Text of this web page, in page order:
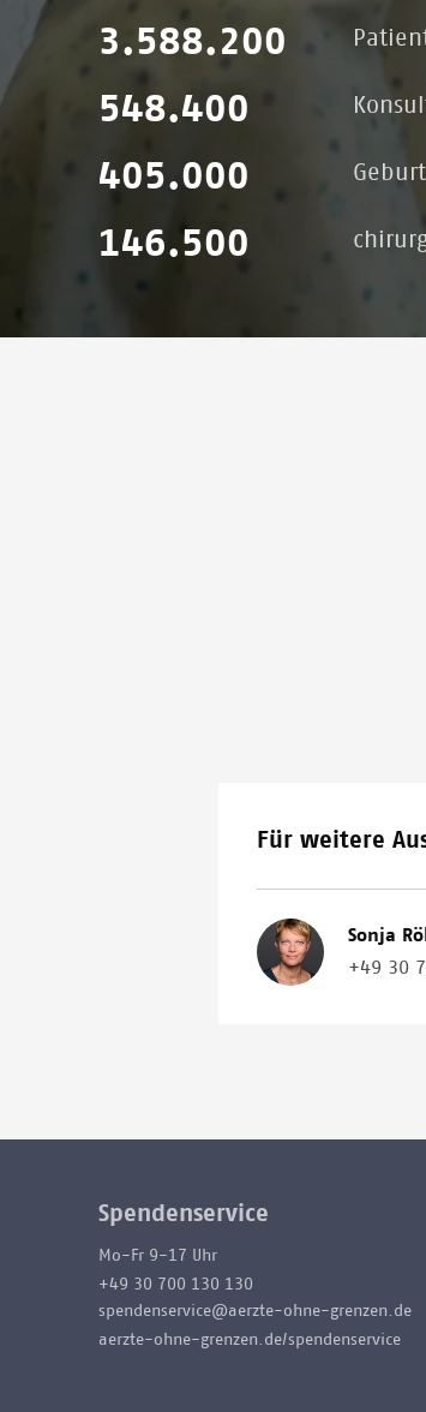
3.588.200
548.400
405.000
146.500
Für weitere
Image Sonja
+49 30
Spendenservice
Mo-Fr 9-17 Uhr
+49 30 700 130 130
spendenservice@aerzte-ohne-grenzen.de
aerzte-ohne-grenzen.de/spendenservice